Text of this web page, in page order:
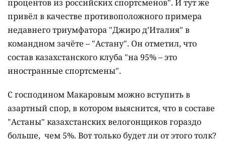
процентов из российских спортсменов". И тут же
привёл в качестве противоположного примера
недавнего триумфатора "Джиро д’Италия" в
командном зачёте – "Астану". Он отметил, что
состав казахстанского клуба "на 95% – это
иностранные спортсмены".
С господином Макаровым можно вступить в
азартный спор, в котором выяснится, что в составе
"Астаны" казахстанских велогонщиков гораздо
больше, чем 5%. Вот только будет ли от этого толк?